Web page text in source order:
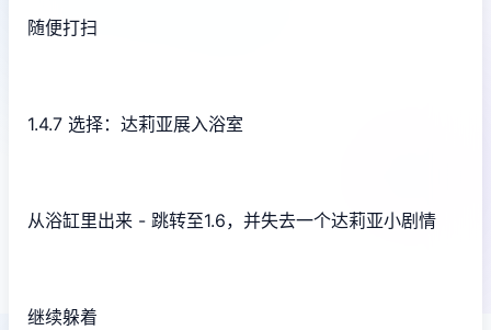
随便打扫
1.4.7 选择：达莉亚展入浴室
从浴缸里出来 - 跳转至1.6，并失去一个达莉亚小剧情
继续躲着